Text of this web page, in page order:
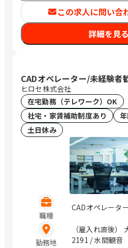
この求人に問い合
詳細を見る
CADオペレーター/未経験者
ヒロセ株式会社
在宅勤務（テレワーク）OK
社宅・家賃補助制度あり
土日休み
職種
CADオペレータ
勤務地
（雇入れ直後）
2191 / 水間観音